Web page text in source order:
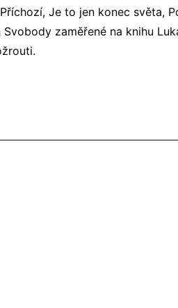
Je to jen konec světa,
zaměřené na knihu